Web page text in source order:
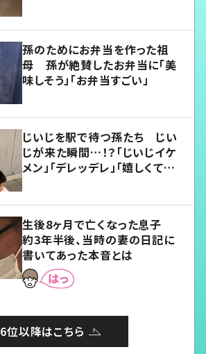
孫のためにお弁当を作った祖
母 孫が絶賛したお弁当に「美
味しそう」「お弁当すごい」
じいじを駅で待つ孫たち じい
じが来た瞬間…！？「じいじイケ
メン」「デレッデレ」「嬉しくて可
生後8ヶ月で亡くなった息子
約3年半後、当時の妻の日記に
書いてあった本音とは
6位以降はこちら